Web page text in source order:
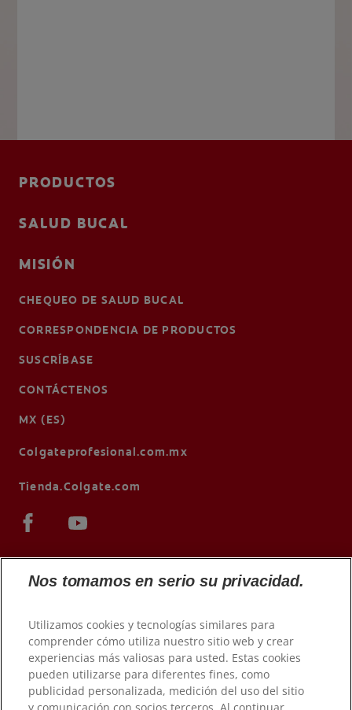
PRODUCTOS
SALUD BUCAL
MISIÓN
CHEQUEO DE SALUD BUCAL
CORRESPONDENCIA DE PRODUCTOS
SUSCRÍBASE
CONTÁCTENOS
MX (ES)
Colgateprofesional.com.mx
Tienda.Colgate.com
© 2026 Colgate-Palmolive Company. Todos los derechos
reservados.
Nos tomamos en serio su privacidad.
Utilizamos cookies y tecnologías similares para
comprender cómo utiliza nuestro sitio web y crear
experiencias más valiosas para usted. Estas cookies
pueden utilizarse para diferentes fines, como
publicidad personalizada, medición del uso del sitio